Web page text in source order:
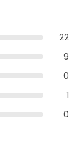
22
9
0
1
0